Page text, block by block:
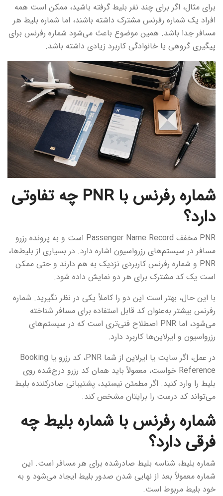
برای مثال، اگر برای چند نفر بلیط گرفته باشید، ممکن است همه
افراد یک شماره رفرنس مشترک داشته باشند، اما شماره بلیط هر
مسافر جدا باشد. همین موضوع باعث می‌شود شماره رفرنس برای
پیگیری گروهی یا خانوادگی کاربرد زیادی داشته باشد.
شماره رفرنس با PNR چه تفاوتی
دارد؟
PNR مخفف Passenger Name Record است و به پرونده رزرو
مسافر در سیستم‌های رزرواسیون اشاره دارد. در بسیاری از بلیط‌ها،
PNR و شماره رفرنس کاربردی نزدیک به هم دارند و حتی ممکن
است یک کد مشترک برای هر دو نمایش داده شود.
با این حال، بهتر است این دو را کاملاً یکی در نظر نگیرید. شماره
رفرنس بیشتر به‌عنوان کد قابل استفاده برای مسافر شناخته
می‌شود، اما PNR اصطلاح فنی‌تری است که در سیستم‌های
رزرواسیون و ایرلاین‌ها کاربرد دارد.
در عمل، اگر سایت یا ایرلاین از شما PNR، کد رزرو یا Booking
Reference خواست، معمولاً باید همان کد رزرو درج‌شده روی
بلیط را وارد کنید. اگر مطمئن نیستید، پشتیبانی صادرکننده بلیط
می‌تواند کد درست را برایتان مشخص کند.
شماره رفرنس با شماره بلیط چه
فرقی دارد؟
شماره بلیط، شناسه بلیط صادرشده برای هر مسافر است. این
شماره معمولاً بعد از نهایی شدن صدور بلیط ایجاد می‌شود و به
خود بلیط مربوط است.